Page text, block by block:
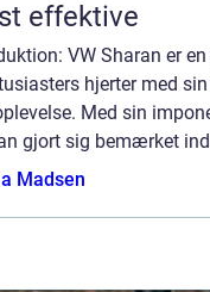
effektive
VW Sharan er
hjerter med
Med sin
gjort sig bemærket
Madsen